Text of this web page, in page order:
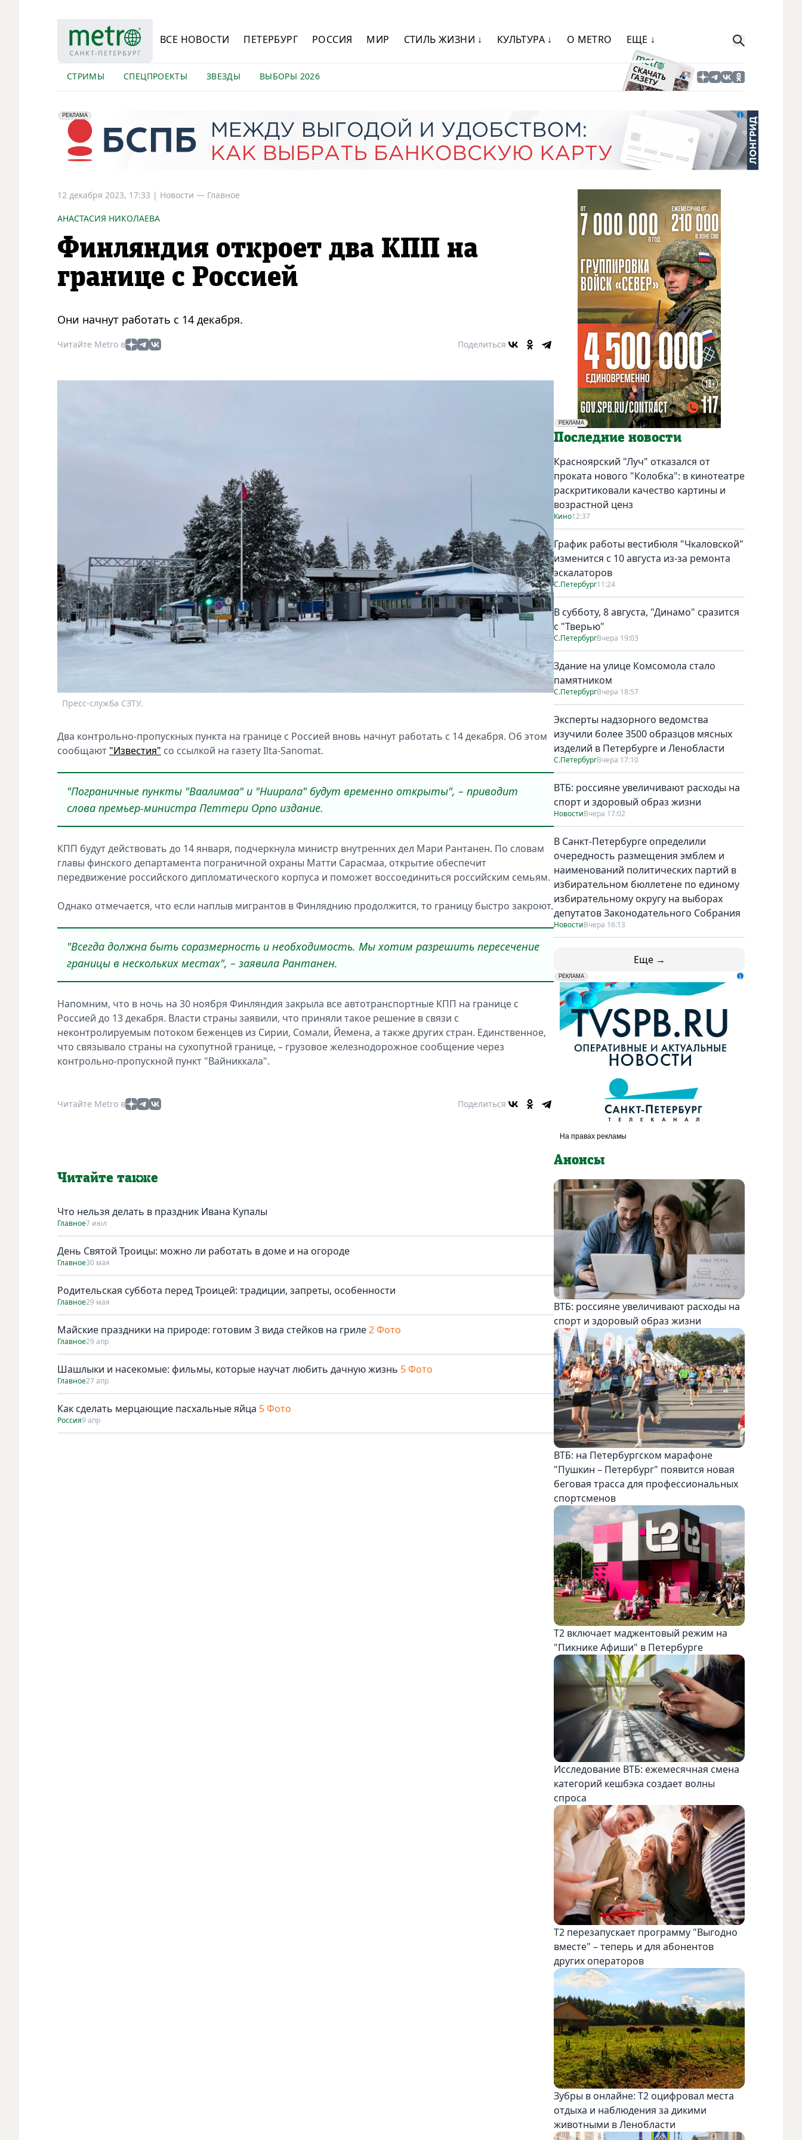
ВСЕ НОВОСТИ ПЕТЕРБУРГ РОССИЯ МИР СТИЛЬ ЖИЗНИ ↓ КУЛЬТУРА ↓ О METRO ЕЩЕ ↓
СТРИМЫ СПЕЦПРОЕКТЫ ЗВЕЗДЫ ВЫБОРЫ 2026
erid: 2VfnxyFybV5
РЕКЛАМА
ПАО "Банк "Санкт-Петербург", ИНН: 7831000027
12 декабря 2023, 17:33 | Новости — Главное
АНАСТАСИЯ НИКОЛАЕВА
Финляндия откроет два КПП на
границе с Россией
Они начнут работать с 14 декабря.
Читайте Metro в Поделиться
Пресс-служба СЗТУ.
Два контрольно-пропускных пункта на границе с Россией вновь начнут работать с 14 декабря. Об этом
сообщают "Известия" со ссылкой на газету Ilta-Sanomat.
"Пограничные пункты "Ваалимаа" и "Ниирала" будут временно открыты", – приводит
слова премьер-министра Петтери Орпо издание.
КПП будут действовать до 14 января, подчеркнула министр внутренних дел Мари Рантанен. По словам
главы финского департамента пограничной охраны Матти Сарасмаа, открытие обеспечит
передвижение российского дипломатического корпуса и поможет воссоединиться российским семьям.
Однако отмечается, что если наплыв мигрантов в Финляднию продолжится, то границу быстро закроют.
"Всегда должна быть соразмерность и необходимость. Мы хотим разрешить пересечение
границы в нескольких местах", – заявила Рантанен.
Напомним, что в ночь на 30 ноября Финляндия закрыла все автотранспортные КПП на границе с
Россией до 13 декабря. Власти страны заявили, что приняли такое решение в связи с
неконтролируемым потоком беженцев из Сирии, Сомали, Йемена, а также других стран. Единственное,
что связывало страны на сухопутной границе, – грузовое железнодорожное сообщение через
контрольно-пропускной пункт "Вайниккала".
Читайте Metro в Поделиться
Читайте также
Что нельзя делать в праздник Ивана Купалы
Главное7 июл
День Святой Троицы: можно ли работать в доме и на огороде
Главное30 мая
Родительская суббота перед Троицей: традиции, запреты, особенности
Главное29 мая
Майские праздники на природе: готовим 3 вида стейков на гриле2 Фото
Главное29 апр
Шашлыки и насекомые: фильмы, которые научат любить дачную жизнь 5 Фото
Главное27 апр
Как сделать мерцающие пасхальные яйца 5 Фото
Россия9 апр
РЕКЛАМА
Социальная реклама
Последние новости
Красноярский "Луч" отказался от
проката нового "Колобка": в кинотеатре
раскритиковали качество картины и
возрастной ценз
Кино12:37
График работы вестибюля "Чкаловской"
изменится с 10 августа из-за ремонта
эскалаторов
С.Петербург11:24
В субботу, 8 августа, "Динамо" сразится
с "Тверью"
С.ПетербургВчера 19:03
Здание на улице Комсомола стало
памятником
С.ПетербургВчера 18:57
Эксперты надзорного ведомства
изучили более 3500 образцов мясных
изделий в Петербурге и Ленобласти
С.ПетербургВчера 17:10
ВТБ: россияне увеличивают расходы на
спорт и здоровый образ жизни
НовостиВчера 17:02
В Санкт-Петербурге определили
очередность размещения эмблем и
наименований политических партий в
избирательном бюллетене по единому
избирательному округу на выборах
депутатов Законодательного Собрания
НовостиВчера 16:13
Еще →
erid: LdtCK5udn
РЕКЛАМА
АО "ГАТР", ИНН: 7841320717
Анонсы
ВТБ: россияне увеличивают расходы на
спорт и здоровый образ жизни
ВТБ: на Петербургском марафоне
"Пушкин – Петербург" появится новая
беговая трасса для профессиональных
спортсменов
Т2 включает маджентовый режим на
"Пикнике Афиши" в Петербурге
Исследование ВТБ: ежемесячная смена
категорий кешбэка создает волны
спроса
Т2 перезапускает программу "Выгодно
вместе" – теперь и для абонентов
других операторов
Зубры в онлайне: Т2 оцифровал места
отдыха и наблюдения за дикими
животными в Ленобласти